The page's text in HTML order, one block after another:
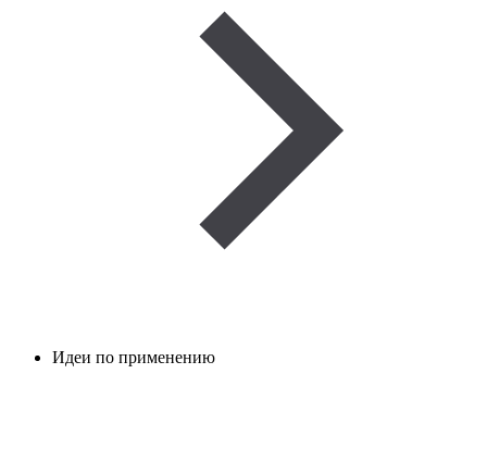
Идеи по применению